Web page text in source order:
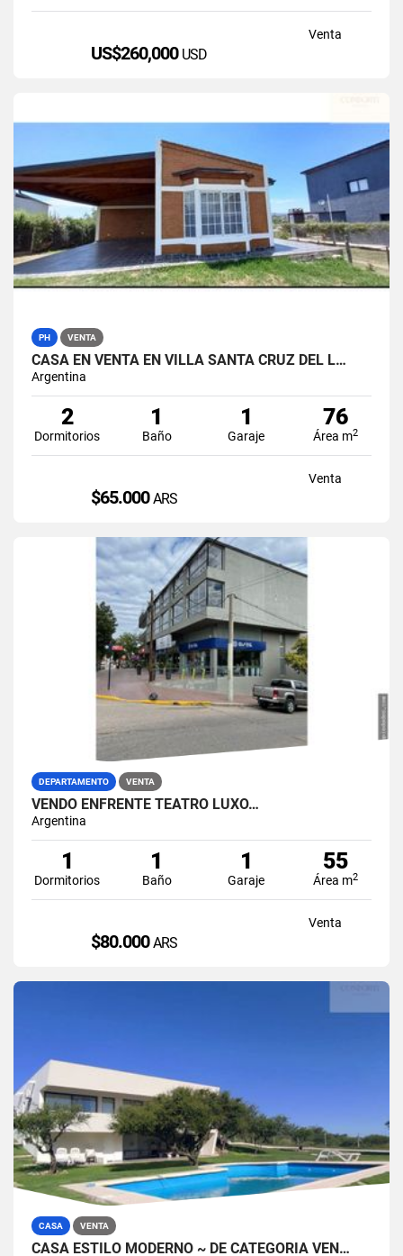
Venta
US$260,000 USD
PH VENTA
CASA EN VENTA EN VILLA SANTA CRUZ DEL L…
Argentina
2
Dormitorios
1
Baño
1
Garaje
76
Área m2
Venta
$65.000ARS
DEPARTAMENTO VENTA
VENDO ENFRENTE TEATRO LUXO…
Argentina
1
Dormitorios
1
Baño
1
Garaje
55
Área m2
Venta
$80.000ARS
CASA VENTA
CASA ESTILO MODERNO ~ DE CATEGORIA VEN…